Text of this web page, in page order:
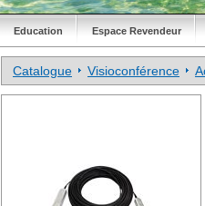
Education Espace Revendeur
Catalogue Visioconférence